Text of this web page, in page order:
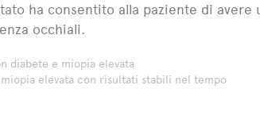
ha consentito alla paziente di
occhiali.
diabete e miopia elevata
elevata con risultati stabili nel tempo